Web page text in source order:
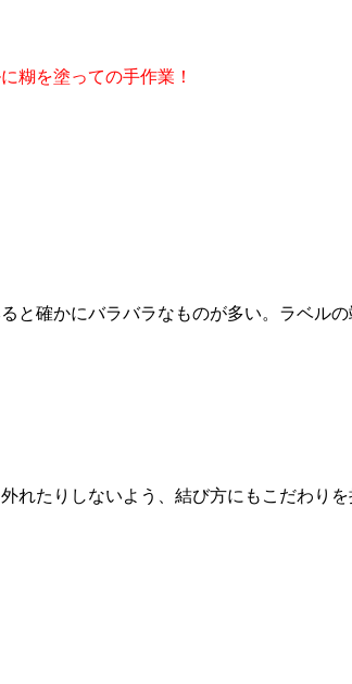
糊を塗っての手作業！
確かにバラバラなものが多い。ラベル
たりしないよう、結び方にもこだわり